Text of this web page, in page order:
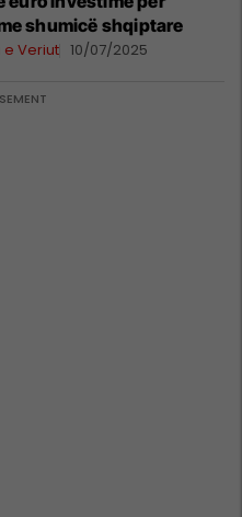
shumicë shqiptare
Veriut 10/07/2025